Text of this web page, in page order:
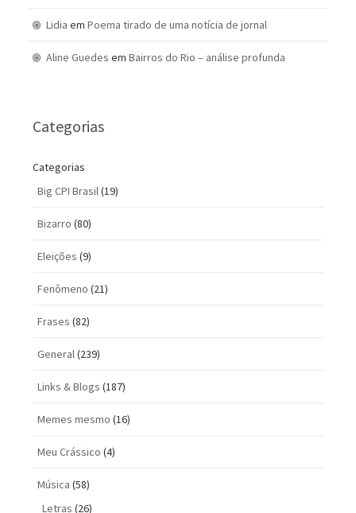
Lidia em Poema tirado de uma notícia de jornal
Aline Guedes em Bairros do Rio – análise profunda
Categorias
Categorias
Big CPI Brasil(19)
Bizarro (80)
Eleições (9)
Fenômeno (21)
Frases (82)
General(239)
Links & Blogs (187)
Memes mesmo (16)
Meu Crássico (4)
Música (58)
Letras (26)